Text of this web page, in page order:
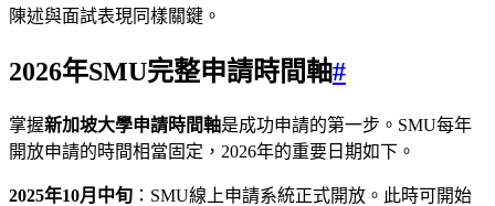
陳述與面試表現同樣關鍵。
2026年SMU完整申請時間軸#
掌握新加坡大學申請時間軸是成功申請的第一步。SMU每年
開放申請的時間相當固定，2026年的重要日期如下。
2025年10月中旬 ：SMU線上申請系統正式開放。此時可開始